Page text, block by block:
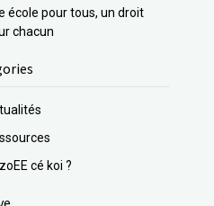
école pour tous, un droit
chacun
cé koi ?